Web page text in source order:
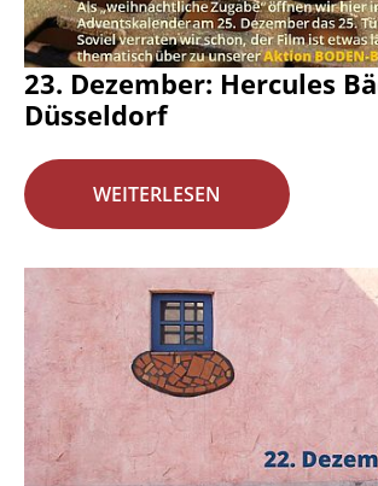
23. Dezember: Hercules
Düsseldorf
WEITERLESEN